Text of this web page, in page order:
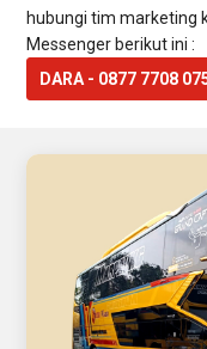
hubungi tim marketing
Messenger berikut ini :
DARA - 0877 7708